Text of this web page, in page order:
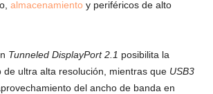
almacenamiento y periféricos de alto
Tunneled DisplayPort 2.1 posibilita la
de ultra alta resolución, mientras que USB3
del ancho de banda en